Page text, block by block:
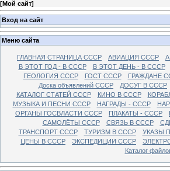
[Мой сайт]
Вход на сайт
Меню сайта
ГЛАВНАЯ СТРАНИЦА СССР АВИАЦИЯ СССР
В ЭТОТ ГОД - В СССР
В ЭТОТ ДЕНЬ - В СССР
ГЕОЛОГИЯ СССР
ГОСТ СССР ГРАЖДАНЕ
Доска объявлений СССР
ДОСУГ В СССР
КАТАЛОГ СТАТЕЙ СССР
КИНО В СССР
МУЗЫКА И ПЕСНИ СССР
НАГРАДЫ - СССР
ОРГАНЫ ГОСВЛАСТИ СССР
ПЛАКАТЫ - СССР
САМОЛЁТЫ СССР
СВЯЗЬ В СССР
ТРАНСПОРТ СССР
ТУРИЗМ В СССР УКАЗЫ
ЦЕНЫ В СССР
ЭКСПЕДИЦИИ СССР
Каталог